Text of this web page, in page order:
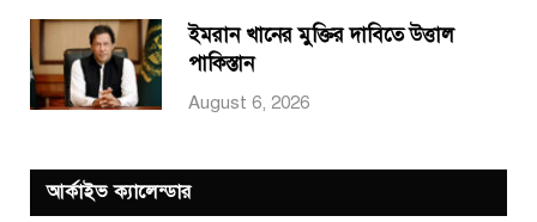
ইমরান খানের মুক্তির দাবিতে উত্তাল
পাকিস্তান
August 6, 2026
আর্কাইভ ক্যালেন্ডার